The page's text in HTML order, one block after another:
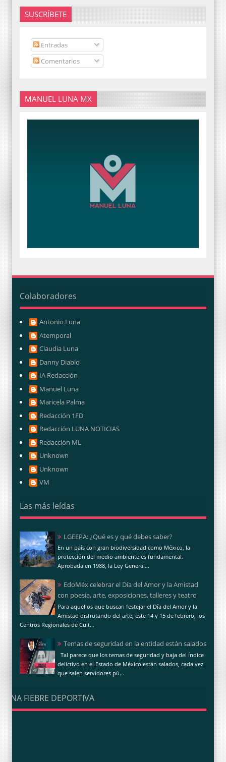
SUSCRÍBETE
Entradas
Comentarios
MANUEL LUNA MX
Colaboradores
Antonio Luna
Atemporal
Claudia Luna
Danny Diablo
IA Redacción
Manuel Luna
Maricela Palma
Redacción 1FD
Redacción LUNA NOTICIAS
Redacción ML
Unknown
Unknown
VM
Las más leídas
LGEEPA: ¿Qué es y qué debes saber?
En un país con gran biodiversidad como México, la
protección del medio ambiente es fundamental.
Aprobada en 1988, la Ley General...
EdoMéx celebrar el Día del Amor y la Amistad
con poesía, arte, exposiciones, talleres y teatro
Para aquellos que buscan festejar el Día del Amor y la
Amistad disfrutando del arte, este 14 y 15 de febrero, los
Centros Regionales de Cult...
Temas de seguridad en la entidad están salados
Tal parece que los temas de seguridad y baja del índice
delictivo en el Estado de México están salados, cada vez
que salen servidores pú...
UNA FIEBRE DEPORTIVA